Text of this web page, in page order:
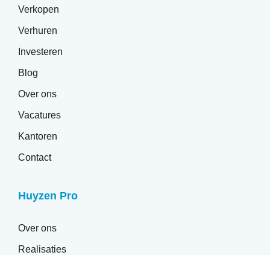
Verkopen
Verhuren
Investeren
Blog
Over ons
Vacatures
Kantoren
Contact
Huyzen Pro
Over ons
Realisaties